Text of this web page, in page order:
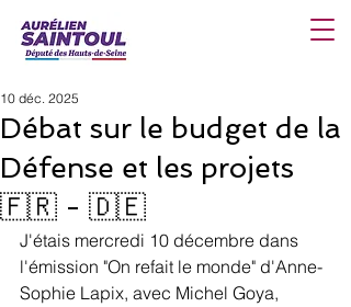
Débat sur le budget de la
Défense et les projets
🇫🇷 - 🇩🇪
10 déc. 2025
J'étais mercredi 10 décembre dans
l'émission "On refait le monde" d'Anne-
Sophie Lapix, avec Michel Goya,